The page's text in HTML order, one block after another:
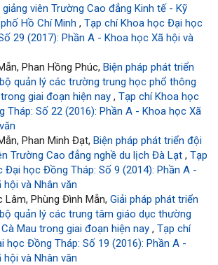
viên Trường Cao đẳng Kinh tế - Kỹ
Hồ Chí Minh , Tạp chí Khoa học Đại học
29 (2017): Phần A - Khoa học Xã hội và
Phan Hồng Phúc, Biện pháp phát triển
quản lý các trường trung học phổ thông
giai đoạn hiện nay , Tạp chí Khoa học
Tháp: Số 22 (2016): Phần A - Khoa học Xã
Phan Minh Đạt, Biện pháp phát triển đội
Trường Cao đẳng nghề du lịch Đà Lạt , Tạp
Đại học Đồng Tháp: Số 9 (2014): Phần A -
và Nhân văn
Lâm, Phùng Đình Mẫn, Giải pháp phát triển
quản lý các trung tâm giáo dục thường
Mau trong giai đoạn hiện nay , Tạp chí
học Đồng Tháp: Số 19 (2016): Phần A -
và Nhân văn